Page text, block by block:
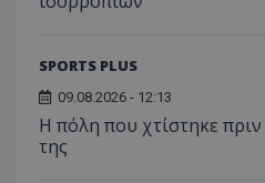
SPORTS PLUS
09.08.2026 - 12:13
Η πόλη που χτίστηκε πριν
της